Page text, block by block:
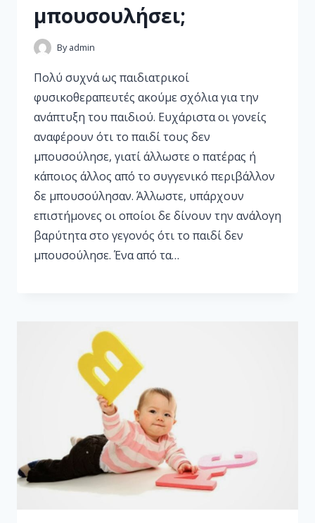
μπουσουλήσει;
By admin
Πολύ συχνά ως παιδιατρικοί
φυσικοθεραπευτές ακούμε σχόλια για την
ανάπτυξη του παιδιού. Ευχάριστα οι γονείς
αναφέρουν ότι το παιδί τους δεν
μπουσούλησε, γιατί άλλωστε ο πατέρας ή
κάποιος άλλος από το συγγενικό περιβάλλον
δε μπουσούλησαν. Άλλωστε, υπάρχουν
επιστήμονες οι οποίοι δε δίνουν την ανάλογη
βαρύτητα στο γεγονός ότι το παιδί δεν
μπουσούλησε. Ένα από τα…